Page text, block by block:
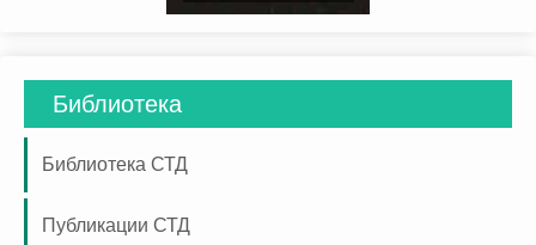
Библиотека
Библиотека СТД
Публикации СТД